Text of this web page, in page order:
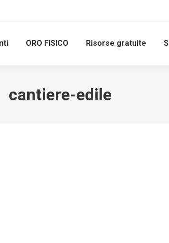
ORO FISICO Risorse gratuite
cantiere-edile